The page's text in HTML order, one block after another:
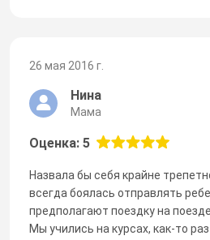
26 мая 2016 г.
Нина
Мама
Оценка: 5
Назвала бы себя крайне
всегда боялась отправлять
предполагают поездку на
Мы учились на курсах, как-то